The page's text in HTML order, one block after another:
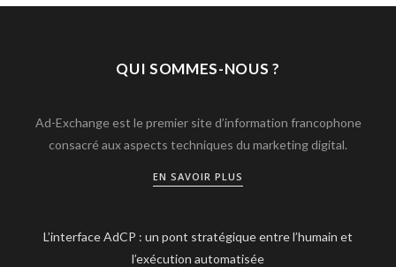
QUI SOMMES-NOUS ?
Ad-Exchange est le premier site d’information francophone
consacré aux aspects techniques du marketing digital.
EN SAVOIR PLUS
L’interface AdCP : un pont stratégique entre l’humain et
l’exécution automatisée